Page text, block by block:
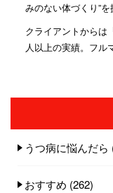
みのない体づくり”を
クライアントからは
人以上の実績。フル
うつ病に悩んだら
おすすめ (262)